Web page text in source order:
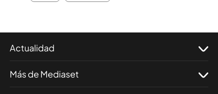
Actualidad
Más de Mediaset